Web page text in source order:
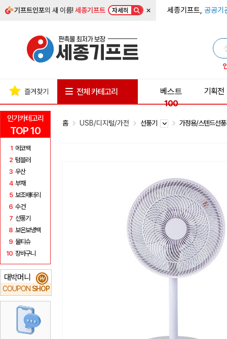
기프트인포의 새 이름!세종기프트 자세히 × 세종기프트, 공공기
인기카테고리
TOP 10
1 에코백
2 텀블러
3 우산
4 부채
5 보조배터리
6 수건
7 선풍기
8 보온보냉백
9 물티슈
10 장바구니
대박머니
COUPON SHOP
₩
즐겨찾기 전체 카테고리
베스트
100
기획전
홈 USB/디지털/가전 선풍기 가정용/스텐드선